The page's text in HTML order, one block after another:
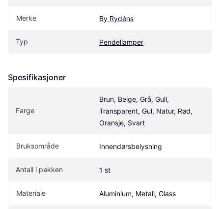
Merke By Rydéns
Typ Pendellamper
Spesifikasjoner
Farge
Brun, Beige, Grå, Gull,
Transparent, Gul, Natur, Rød,
Oransje, Svart
Bruksområde Innendørsbelysning
Antall i pakken 1 st
Materiale Aluminium, Metall, Glass